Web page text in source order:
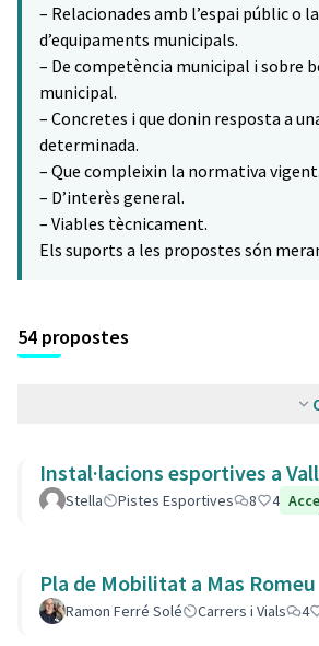
– Relacionades amb l’espai públic o
d’equipaments municipals.
– De competència municipal i sobre
municipal.
– Concretes i que donin resposta a
determinada.
– Que compleixin la normativa vigent.
– D’interès general.
– Viables tècnicament.
Els suports a les propostes són
54 propostes
Instal·lacions esportives a
Stella Pistes Esportives 8 4
Pla de Mobilitat a Mas Romeu
Ramon Ferré Solé Carrers i Vials 4